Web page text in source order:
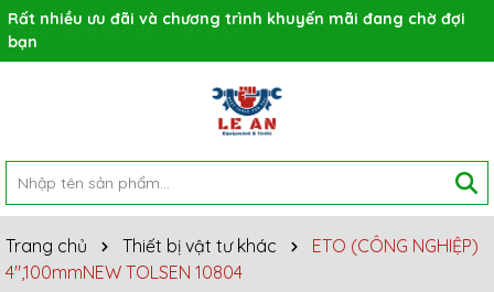
Rất nhiều ưu đãi và chương trình khuyến mãi đang chờ đợi
bạn
Trang chủ Thiết bị vật tư khác
ETO (CÔNG NGHIỆP)
4",100mmNEW TOLSEN 10804